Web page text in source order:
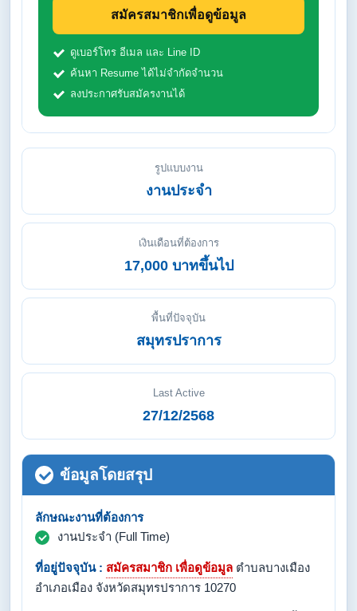
สมัครสมาชิกเพื่อดูข้อมูล
ดูเบอร์โทร อีเมล และ Line ID
ค้นหา Resume ได้ไม่จำกัดจำนวน
ลงประกาศรับสมัครงานได้
รูปแบบงาน
งานประจำ
เงินเดือนที่ต้องการ
17,000 บาทขึ้นไป
พื้นที่ปัจจุบัน
สมุทรปราการ
Last Active
27/12/2568
ข้อมูลโดยสรุป
ลักษณะงานที่ต้องการ
งานประจำ (Full Time)
ที่อยู่ปัจจุบัน : สมัครสมาชิก เพื่อดูข้อมูล ตำบลบางเมือง
อำเภอเมือง จังหวัดสมุทรปราการ 10270